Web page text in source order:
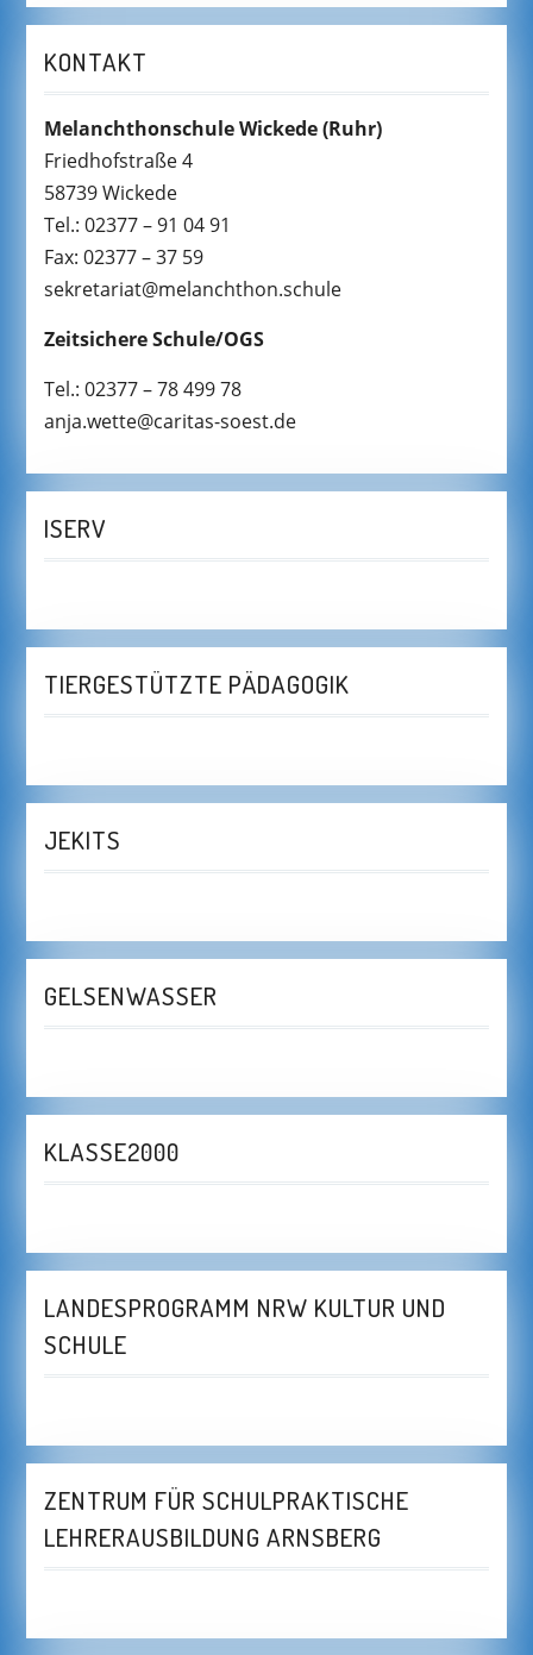
KONTAKT
Melanchthonschule Wickede(Ruhr)
Friedhofstraße 4
58739 Wickede
Tel.: 02377 – 91 04 91
Fax: 02377 – 37 59
sekretariat@melanchthon.schule
Zeitsichere Schule/OGS
Tel.: 02377 – 78 499 78
anja.wette@caritas-soest.de
ISERV
TIERGESTÜTZTE PÄDAGOGIK
JEKITS
GELSENWASSER
KLASSE2000
LANDESPROGRAMM NRW KULTUR UND
SCHULE
ZENTRUM FÜR SCHULPRAKTISCHE
LEHRERAUSBILDUNG ARNSBERG